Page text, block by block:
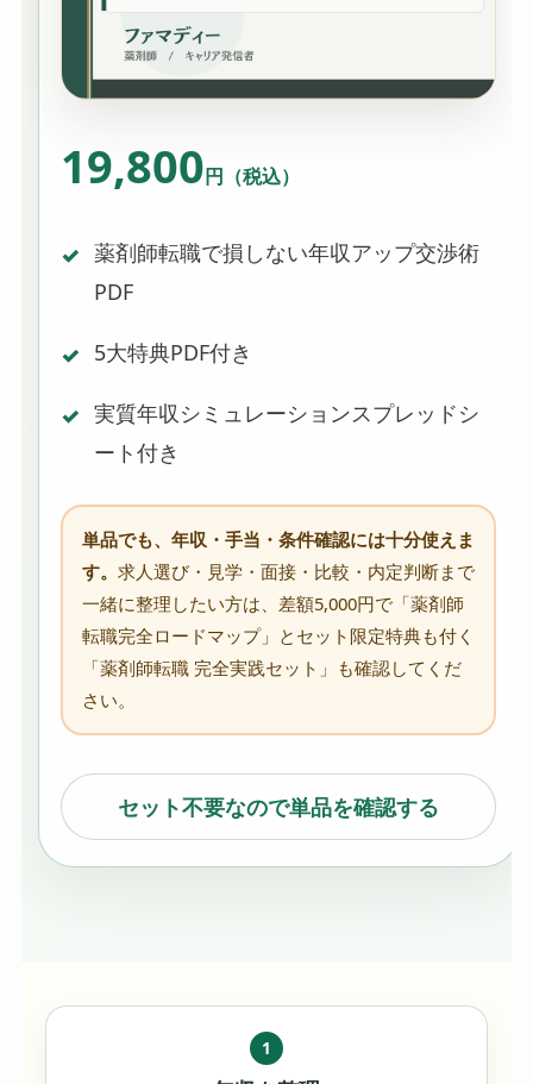
19,800円（税込）
薬剤師転職で損しない年収アップ交渉術
PDF
5大特典PDF付き
実質年収シミュレーションスプレッドシ
ート付き
単品でも、年収・手当・条件確認には十分使えま
す。 求人選び・見学・面接・比較・内定判断まで
一緒に整理したい方は、差額5,000円で「薬剤師
転職完全ロードマップ」とセット限定特典も付く
「薬剤師転職 完全実践セット」も確認してくだ
さい。
セット不要なので単品を確認する
1